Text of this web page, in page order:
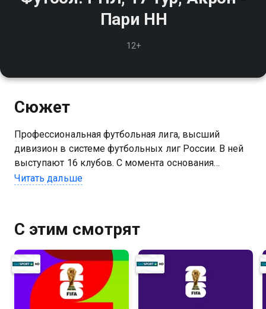
Пари НН
12+
Сюжет
Профессиональная футбольная лига, высший
дивизион в системе футбольных лиг России. В ней
выступают 16 клубов. С момента основания
называлась "Российская футбольная премьер—лига"
Читать дальше
С этим смотрят